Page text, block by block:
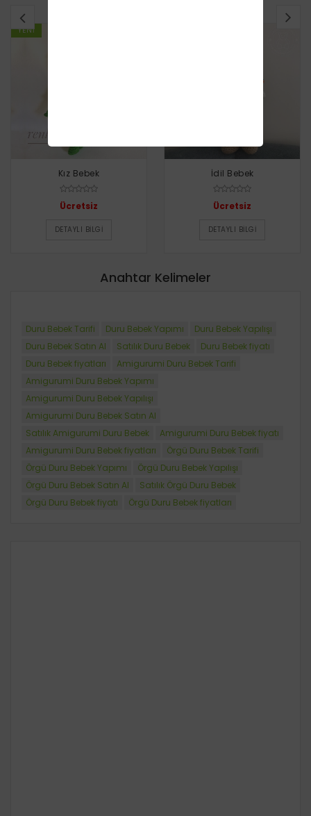
YENI
Kız Bebek
Ücretsiz
DETAYLI BILGI
İdil Bebek
Ücretsiz
DETAYLI BILGI
Anahtar Kelimeler
Duru Bebek Tarifi Duru Bebek Yapımı
Duru Bebek Yapılışı
Duru Bebek Satın Al
Satılık Duru Bebek
Duru Bebek fiyatı
Duru Bebek fiyatları
Amigurumi Duru Bebek Tarifi
Amigurumi Duru Bebek Yapımı
Amigurumi Duru Bebek Yapılışı
Amigurumi Duru Bebek Satın Al
Satılık Amigurumi Duru Bebek
Amigurumi Duru Bebek fiyatı
Amigurumi Duru Bebek fiyatları
Örgü Duru Bebek Tarifi
Örgü Duru Bebek Yapımı
Örgü Duru Bebek Yapılışı
Örgü Duru Bebek Satın Al
Satılık Örgü Duru Bebek
Örgü Duru Bebek fiyatı
Örgü Duru Bebek fiyatları